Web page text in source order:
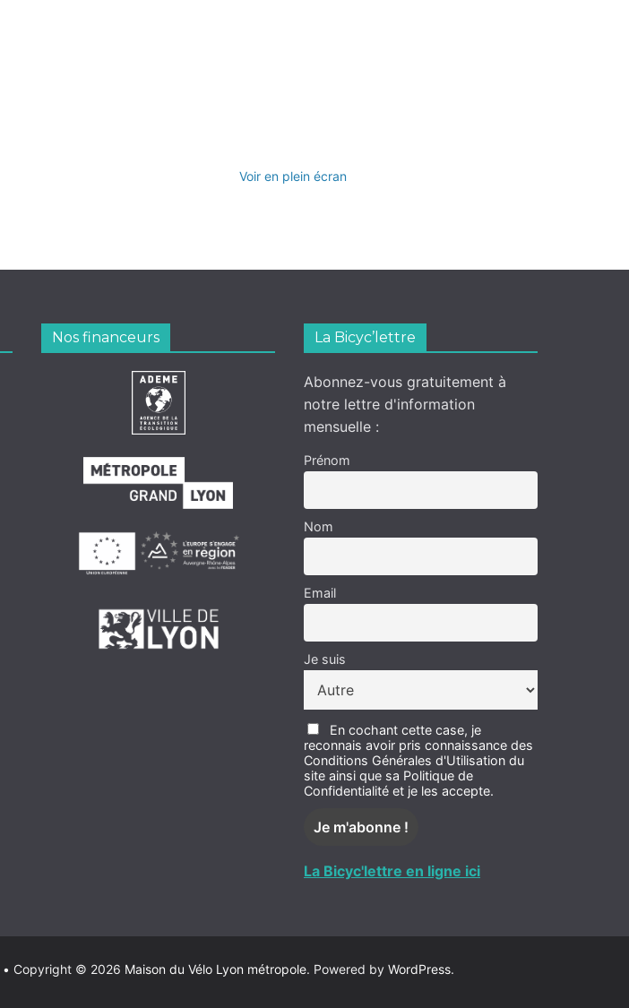
Voir en plein écran
Nos financeurs La Bicyc’lettre
Abonnez-vous gratuitement à
notre lettre d'information
mensuelle :
Prénom
Nom
Email
Je suis
En cochant cette case, je
reconnais avoir pris connaissance des
Conditions Générales d'Utilisation du
site ainsi que sa Politique de
Confidentialité et je les accepte.
La Bicyc'lettre en ligne ici
• Copyright © 2026 Maison du Vélo Lyon métropole. Powered by WordPress.